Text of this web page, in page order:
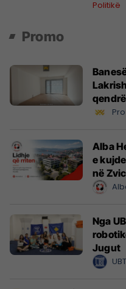
Politikë
Promo
Alba
e
në
Nga
Jugut
UBT